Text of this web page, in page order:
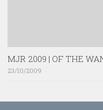
MJR 2009 | OF THE
23/10/2009